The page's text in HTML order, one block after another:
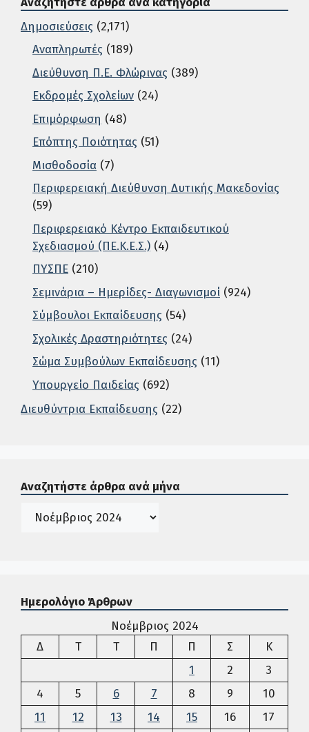
Δημοσιεύσεις (2,171)
Αναπληρωτές (189)
Διεύθυνση Π.Ε. Φλώρινας (389)
Εκδρομές Σχολείων (24)
Επιμόρφωση (48)
Επόπτης Ποιότητας (51)
Μισθοδοσία (7)
Περιφερειακή Διεύθυνση Δυτικής Μακεδονίας
(59)
Περιφερειακό Κέντρο Εκπαιδευτικού
Σχεδιασμού (ΠΕ.Κ.Ε.Σ.) (4)
ΠΥΣΠΕ (210)
Σεμινάρια – Ημερίδες- Διαγωνισμοί (924)
Σύμβουλοι Εκπαίδευσης (54)
Σχολικές Δραστηριότητες (24)
Σώμα Συμβούλων Εκπαίδευσης (11)
Υπουργείο Παιδείας (692)
Διευθύντρια Εκπαίδευσης (22)
Αναζητήστε άρθρα ανά μήνα
Ιστορικό
Ημερολόγιο Άρθρων
Νοέμβριος 2024
ΔΔευτέρα
ΤΤρίτη ΤΤετάρτη
Π Πέμπτη
Π Παρασκευή
Σ Σάββατο
Κ
1
2
3
4
5 6 7 8 9
10
11
12 13 14 15 16
17